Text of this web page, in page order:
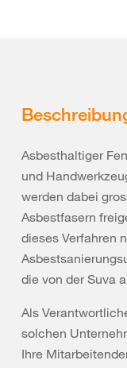
Asbesthaltiger
und
werden dabei
Asbestfasern
dieses Verfahren
die von der Suva
Als
solchen
Ihre